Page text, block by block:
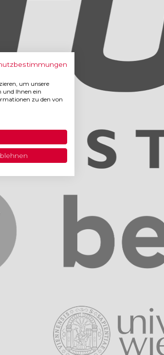
um unsere
und Ihnen ein
zu den von